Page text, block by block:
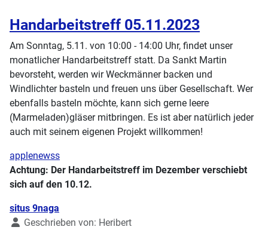
Handarbeitstreff 05.11.2023
Am Sonntag, 5.11. von 10:00 - 14:00 Uhr, findet unser
monatlicher Handarbeitstreff statt. Da Sankt Martin
bevorsteht, werden wir Weckmänner backen und
Windlichter basteln und freuen uns über Gesellschaft. Wer
ebenfalls basteln möchte, kann sich gerne leere
(Marmeladen)gläser mitbringen. Es ist aber natürlich jeder
auch mit seinem eigenen Projekt willkommen!
applenewss
Achtung: Der Handarbeitstreff im Dezember verschiebt
sich auf den 10.12.
Details
situs 9naga
Geschrieben von: Heribert